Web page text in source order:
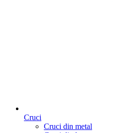
Cruci
Cruci din metal